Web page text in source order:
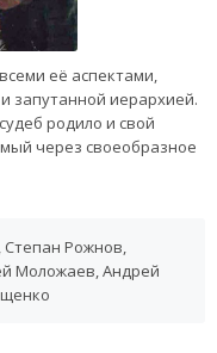
её аспектами,
запутанной иерархией.
родило и свой
через своеобразное
Степан Рожнов,
Моложаев, Андрей